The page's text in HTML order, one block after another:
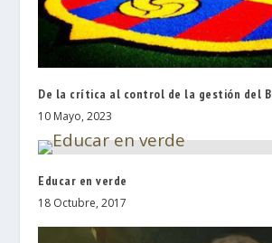
De la crítica al control de la gestión del
10 Mayo, 2023
Educar en verde
18 Octubre, 2017